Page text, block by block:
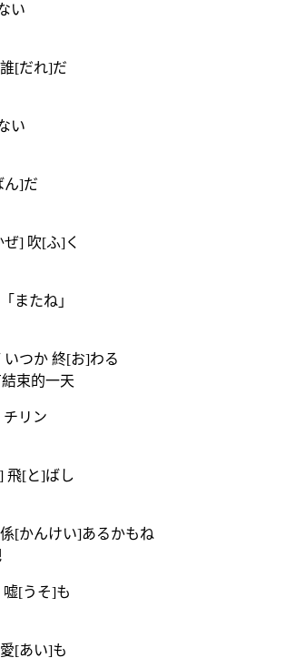
い
[だれ]だ
い
ん]だ
] 吹[ふ]く
またね」
いつか 終[お]わる
束的一天
リン
飛[と]ばし
[かんけい]あるかもね
[うそ]も
[あい]も